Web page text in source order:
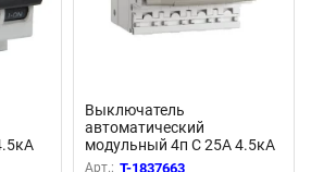
Выключатель
автоматический
модульный 4п C 25А 4.5кА
ВА 47-63N PROxima EKF
Арт.: T-1837663